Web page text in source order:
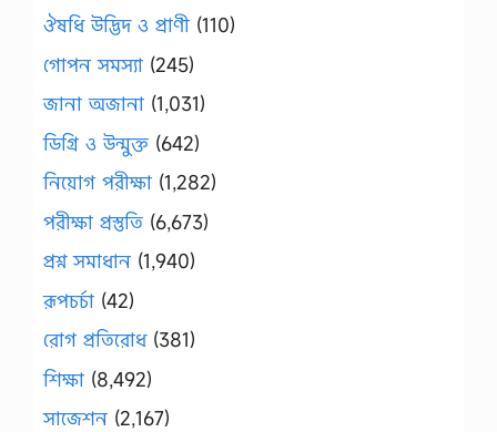
ঔষধি উদ্ভিদ ও প্রাণী (110)
গোপন সমস্যা (245)
জানা অজানা (1,031)
ডিগ্রি ও উন্মুক্ত (642)
নিয়োগ পরীক্ষা (1,282)
পরীক্ষা প্রস্তুতি (6,673)
প্রশ্ন সমাধান (1,940)
রূপচর্চা (42)
রোগ প্রতিরোধ(381)
শিক্ষা (8,492)
সাজেশন (2,167)